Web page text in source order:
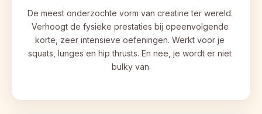
De meest onderzochte vorm van creatine ter wereld.
Verhoogt de fysieke prestaties bij opeenvolgende
korte, zeer intensieve oefeningen. Werkt voor je
squats, lunges en hip thrusts. En nee, je wordt er niet
bulky van.